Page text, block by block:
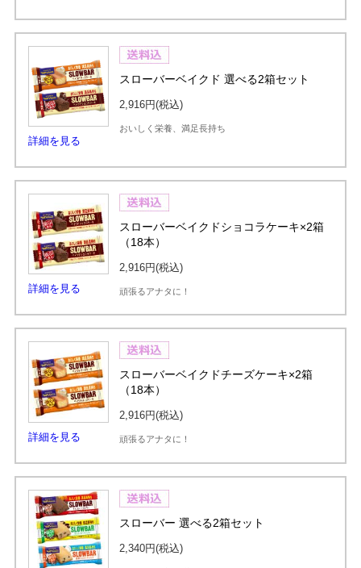
詳細を見る
スローバーベイクド 選べる2箱セット
2,916円(税込)
おいしく栄養、満足長持ち
詳細を見る
スローバーベイクドショコラケーキ×2箱
（18本）
2,916円(税込)
頑張るアナタに！
詳細を見る
スローバーベイクドチーズケーキ×2箱
（18本）
2,916円(税込)
頑張るアナタに！
スローバー 選べる2箱セット
2,340円(税込)